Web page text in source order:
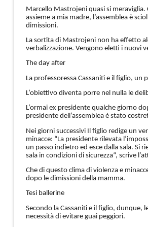
Marcello Mastrojeni quasi si
assieme a mia madre, l’assemblea è
dimissioni.
La sortita di Mastrojeni non ha effetto
verbalizzazione. Vengono eletti i nuovi
The day after
La professoressa Cassaniti e il figlio,
L’obiettivo diventa porre nel nulla le
L’ormai ex presidente qualche giorno
presidente dell’assemblea è stato
Nei giorni successivi Il figlio redige un
minacce: “La presidente rilevata
un passo indietro ed esce dalla sala. Si
sala in condizioni di sicurezza“, scrive
Che di questo clima di violenza e
dopo le dimissioni della mamma.
Tesi ballerine
Secondo la Cassaniti e il figlio, dunque,
necessità di evitare guai peggiori.